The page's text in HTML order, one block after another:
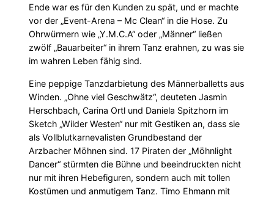
Ende war es für den Kunden zu spät, und er machte
vor der „Event-Arena – Mc Clean“ in die Hose. Zu
Ohrwürmern wie „Y.M.C.A“ oder „Männer“ ließen
zwölf „Bauarbeiter“ in ihrem Tanz erahnen, zu was sie
im wahren Leben fähig sind.
Eine peppige Tanzdarbietung des Männerballetts aus
Winden. „Ohne viel Geschwätz“, deuteten Jasmin
Herschbach, Carina Ortl und Daniela Spitzhorn im
Sketch „Wilder Westen“ nur mit Gestiken an, dass sie
als Vollblutkarnevalisten Grundbestand der
Arzbacher Möhnen sind. 17 Piraten der „Möhnlight
Dancer“ stürmten die Bühne und beeindruckten nicht
nur mit ihren Hebefiguren, sondern auch mit tollen
Kostümen und anmutigem Tanz. Timo Ehmann mit